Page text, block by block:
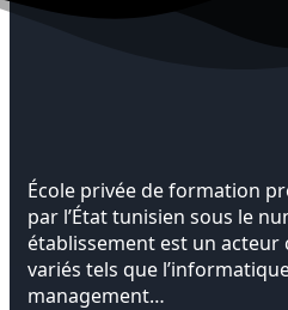
École privée de formation
par l’État tunisien sous le
établissement est un acteur
variés tels que
management…